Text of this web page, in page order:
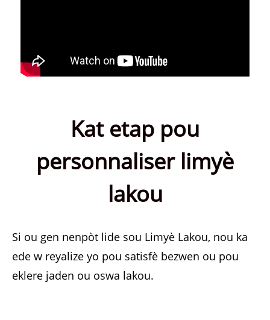
Kat etap pou
personnaliser limyè
lakou
Si ou gen nenpòt lide sou Limyè Lakou, nou ka
ede w reyalize yo pou satisfè bezwen ou pou
eklere jaden ou oswa lakou.